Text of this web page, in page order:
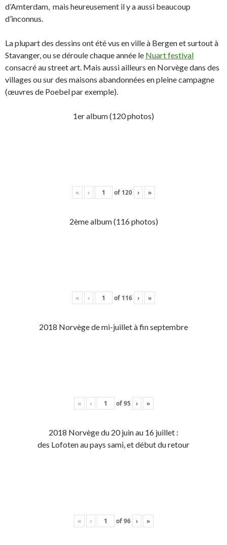
d’Amterdam, mais heureusement il y a aussi beaucoup
d’inconnus.
La plupart des dessins ont été vus en ville à Bergen et surtout à
Stavanger, ou se déroule chaque année le Nuart festival
consacré au street art. Mais aussi ailleurs en Norvège dans des
villages ou sur des maisons abandonnées en pleine campagne
(œuvres de Poebel par exemple).
1er album (120 photos)
« ‹ of 120 › »
2ème album (116 photos)
« ‹ of 116 › »
2018 Norvège de mi-juillet à fin septembre
« ‹ of95 › »
2018 Norvège du 20 juin au 16 juillet :
des Lofoten au pays sami, et début du retour
« ‹ of96 › »